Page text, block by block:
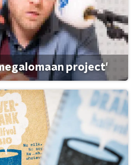
project'